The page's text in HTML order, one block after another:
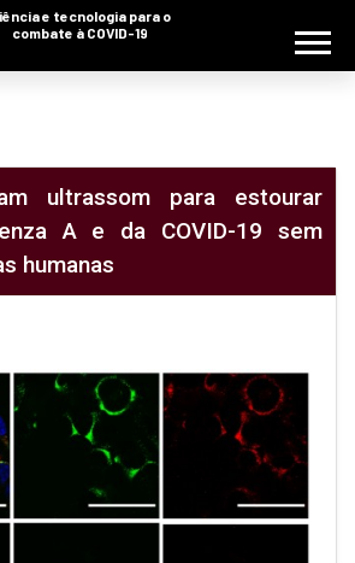
e tecnologia para o
combate à COVID-19
ultrassom para estourar
A e da COVID-19 sem
humanas